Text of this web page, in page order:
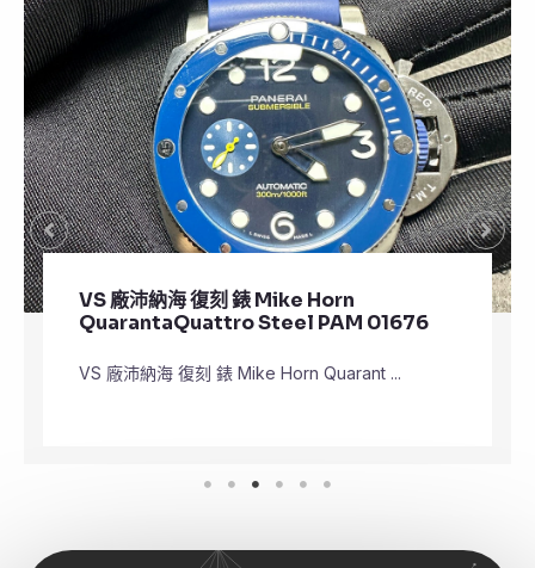
VS 廠沛納海 復刻 錶 Mike Horn
QuarantaQuattro Steel PAM 01676
VS 廠沛納海 復刻 錶 Mike Horn Quarant ...